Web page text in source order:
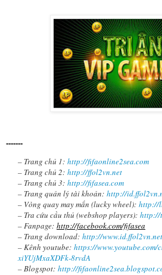
-------
– Trang chủ 1: http://fifaonline2sea.com
– Trang chủ 2: http://ffol2vn.net
– Trang chủ 3: http://fifasea.com
– Trang quản lý tài khoản: http://
– Vòng quay may mắn (lucky wheel): http://
– Tra cứu cầu thủ (webshop players): http://
– Fanpage: http://facebook.com/fifasea
– Trang download: http://www.id.ffol2vn.net
– Kênh youtube: https://www.youtube.com/
xiYUjMxaXDFk-8rvdA
– Blogspot: http://